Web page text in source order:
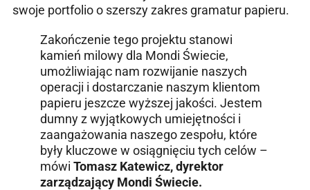
swoje portfolio o szerszy zakres gramatur papieru.
Zakończenie tego projektu stanowi
kamień milowy dla Mondi Świecie,
umożliwiając nam rozwijanie naszych
operacji i dostarczanie naszym klientom
papieru jeszcze wyższej jakości. Jestem
dumny z wyjątkowych umiejętności i
zaangażowania naszego zespołu, które
były kluczowe w osiągnięciu tych celów –
mówi Tomasz Katewicz, dyrektor
zarządzający Mondi Świecie.